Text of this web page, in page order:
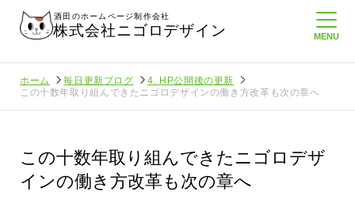
酒田のホームページ制作会社
株式会社ニゴロデザイン
ホーム 毎日更新ブログ
4. HP公開後の更新
この十数年取り組んできたニゴロデザインの働き方改革も次の章へ
この十数年取り組んできたニゴロデザ
インの働き方改革も次の章へ